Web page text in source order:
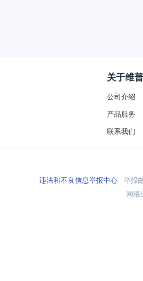
关于维普
公司介绍
产品服务
联系我们
违法和不良信息举报中心举报
网